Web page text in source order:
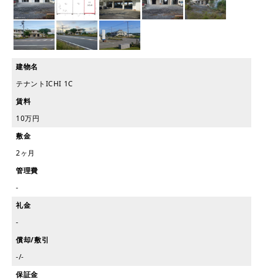
建物名
テナントICHI 1C
賃料
10万円
敷金
2ヶ月
管理費
-
礼金
-
償却/敷引
-/-
保証金